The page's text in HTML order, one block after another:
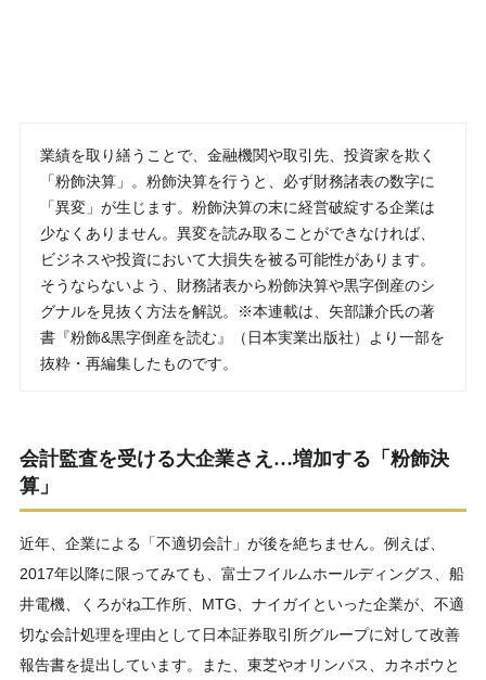
業績を取り繕うことで、金融機関や取引先、投資家を欺く
「粉飾決算」。粉飾決算を行うと、必ず財務諸表の数字に
「異変」が生じます。粉飾決算の末に経営破綻する企業は
少なくありません。異変を読み取ることができなければ、
ビジネスや投資において大損失を被る可能性があります。
そうならないよう、財務諸表から粉飾決算や黒字倒産のシ
グナルを見抜く方法を解説。※本連載は、矢部謙介氏の著
書『粉飾&黒字倒産を読む』（日本実業出版社）より一部を
抜粋・再編集したものです。
会計監査を受ける大企業さえ…増加する「粉飾決
算」
近年、企業による「不適切会計」が後を絶ちません。例えば、
2017年以降に限ってみても、富士フイルムホールディングス、船
井電機、くろがね工作所、MTG、ナイガイといった企業が、不適
切な会計処理を理由として日本証券取引所グループに対して改善
報告書を提出しています。また、東芝やオリンパス、カネボウと